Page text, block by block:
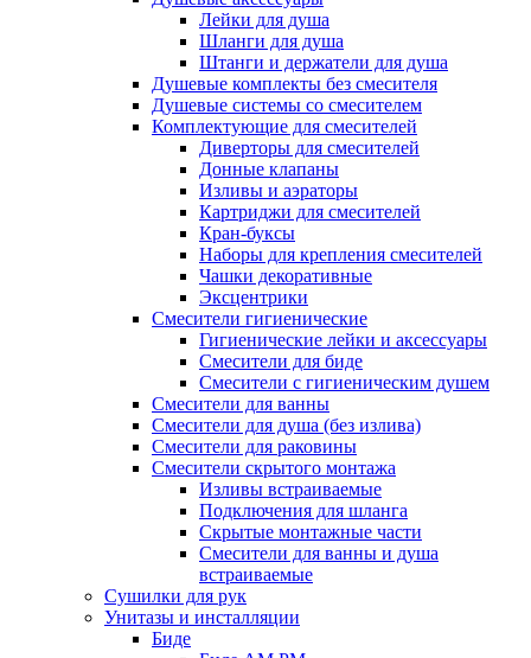
Лейки для душа
Шланги для душа
Штанги и держатели для душа
Душевые комплекты без смесителя
Душевые системы со смесителем
Комплектующие для смесителей
Диверторы для смесителей
Донные клапаны
Изливы и аэраторы
Картриджи для смесителей
Кран-буксы
Наборы для крепления смесителей
Чашки декоративные
Эксцентрики
Смесители гигиенические
Гигиенические лейки и аксессуары
Смесители для биде
Смесители с гигиеническим душем
Смесители для ванны
Смесители для душа (без излива)
Смесители для раковины
Смесители скрытого монтажа
Изливы встраиваемые
Подключения для шланга
Скрытые монтажные части
Смесители для ванны и душа
встраиваемые
Сушилки для рук
Унитазы и инсталляции
Биде